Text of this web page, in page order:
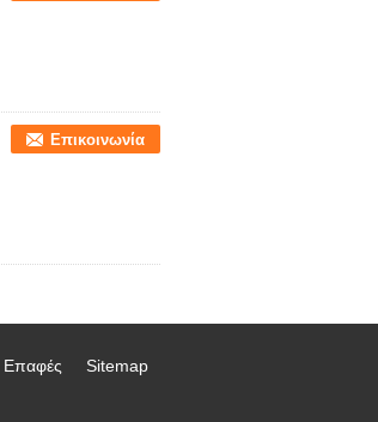
Επικοινωνία
Sitemap
Επαφές